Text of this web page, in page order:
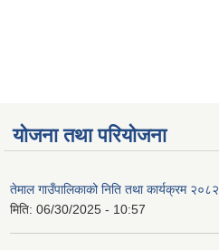
योजना तथा परियोजना
तेमाल गाउँपालिकाको निति तथा कार्यक्रम २०८२
मिति: 06/30/2025 - 10:57